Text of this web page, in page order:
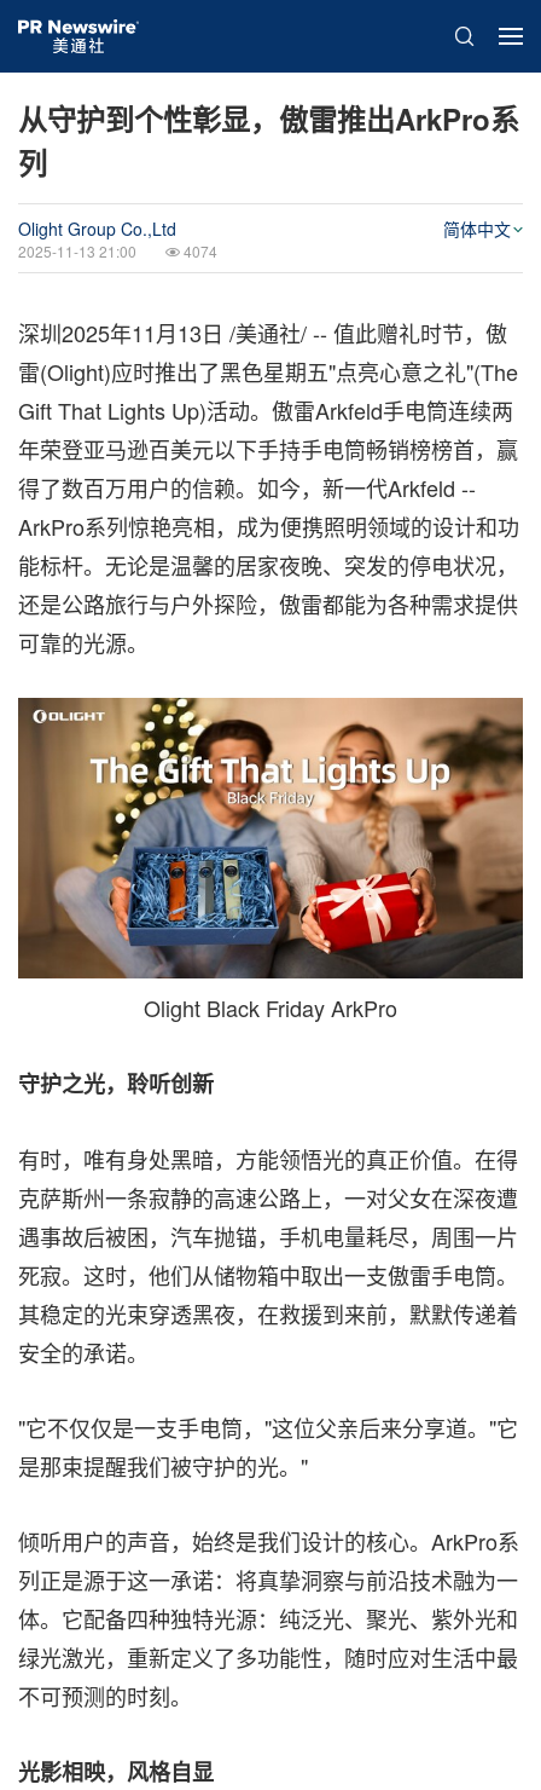
从守护到个性彰显，傲雷推出ArkPro系
列
Olight Group Co.,Ltd
2025-11-13 21:00 4074
简体中文
深圳2025年11月13日 /美通社/ -- 值此赠礼时节，傲
雷(Olight)应时推出了黑色星期五"点亮心意之礼"(The
Gift That Lights Up)活动。傲雷Arkfeld手电筒连续两
年荣登亚马逊百美元以下手持手电筒畅销榜榜首，赢
得了数百万用户的信赖。如今，新一代Arkfeld --
ArkPro系列惊艳亮相，成为便携照明领域的设计和功
能标杆。无论是温馨的居家夜晚、突发的停电状况，
还是公路旅行与户外探险，傲雷都能为各种需求提供
可靠的光源。
Olight Black Friday ArkPro
守护之光，聆听创新
有时，唯有身处黑暗，方能领悟光的真正价值。在得
克萨斯州一条寂静的高速公路上，一对父女在深夜遭
遇事故后被困，汽车抛锚，手机电量耗尽，周围一片
死寂。这时，他们从储物箱中取出一支傲雷手电筒。
其稳定的光束穿透黑夜，在救援到来前，默默传递着
安全的承诺。
"它不仅仅是一支手电筒，"这位父亲后来分享道。"它
是那束提醒我们被守护的光。"
倾听用户的声音，始终是我们设计的核心。ArkPro系
列正是源于这一承诺：将真挚洞察与前沿技术融为一
体。它配备四种独特光源：纯泛光、聚光、紫外光和
绿光激光，重新定义了多功能性，随时应对生活中最
不可预测的时刻。
光影相映，风格自显